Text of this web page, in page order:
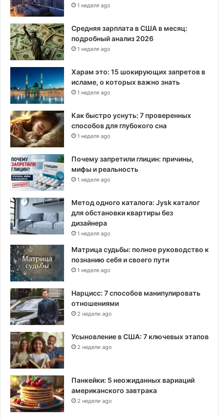
1 неделя ago
Средняя зарплата в США в месяц:
подробный анализ 2026
1 неделя ago
Харам это: 15 шокирующих запретов в
исламе, о которых важно знать
1 неделя ago
Как быстро уснуть: 7 проверенных
способов для глубокого сна
1 неделя ago
Почему запретили глицин: причины,
мифы и реальность
1 неделя ago
Метод одного каталога: Jysk каталог
для обстановки квартиры без
дизайнера
1 неделя ago
Матрица судьбы: полное руководство к
познанию себя и своего пути
1 неделя ago
Нарцисс: 7 способов манипулировать
отношениями
2 недели ago
Усыновление в США: 7 ключевых этапов
2 недели ago
Панкейки: 5 неожиданных вариаций
американского завтрака
2 недели ago